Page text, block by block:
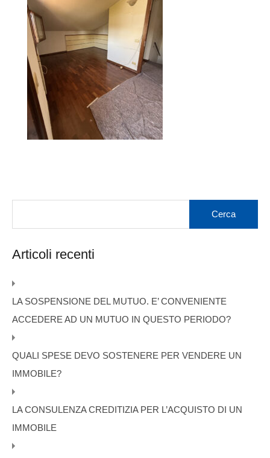
Articoli recenti
LA SOSPENSIONE DEL MUTUO. E’ CONVENIENTE
ACCEDERE AD UN MUTUO IN QUESTO PERIODO?
QUALI SPESE DEVO SOSTENERE PER VENDERE UN
IMMOBILE?
LA CONSULENZA CREDITIZIA PER L’ACQUISTO DI UN
IMMOBILE